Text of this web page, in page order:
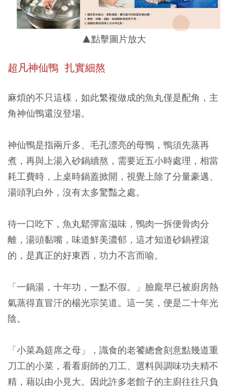
▲點擊圖片放大
超凡神仙鴨 扎實細熬
麻煩的不只這樣，如此繁複做成的魚丸僅是配角，主
角神仙鴨還沒登場。
神仙鴨是指兩斤多、毛孔漂亮的母鴨，鴨須先蒸再
煮，再與上湯入砂鍋續熬，需要近五小時處理，相當
耗工費時，上桌時鍋蓋掀開，視覺上除了分量豪邁、
湯頭乳白外，沒有太多驚豔之處。
待一口吃下，魚丸鬆彈富滋味，鴨肉一拆便骨肉分
離，湯頭黏嘴，味道鮮美濃郁，這才知道砂鍋裡滾
的，是真正的好東西，功力不言而喻。
「一鍋湯，十年功，一點不假。」臉龐早已被廚房熱
氣蒸得直冒汗的楊光宗笑道。這一笑，便是二十年光
陰。
「小菜為筵席之母」，識食的老饕總會刻意點幾道重
刀工的小菜，看看廚師的刀工、選料與調味功夫精不
精，藉以由小見大。因此許多老館子的主廚往往只負